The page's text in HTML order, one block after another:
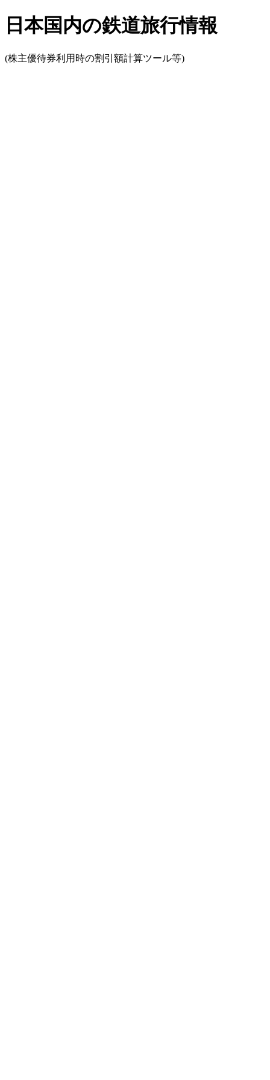
日本国内の鉄道旅行情報
(株主優待券利用時の割引額計算ツール等)